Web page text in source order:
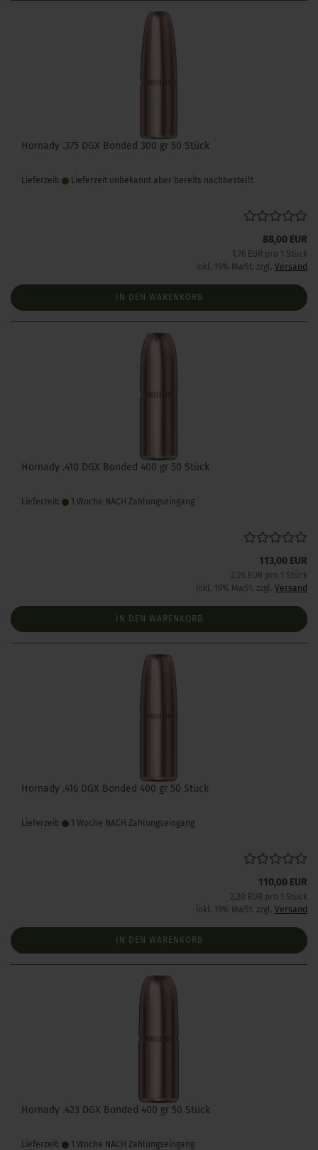
Hornady .375 DGX Bonded 300 gr 50 Stück
Lieferzeit: Lieferzeit unbekannt aber bereits nachbestellt
88,00 EUR
1,76 EUR pro 1 Stück
inkl. 19% MwSt. zzgl. Versand
IN DEN WARENKORB
Hornady .410 DGX Bonded 400 gr 50 Stück
Lieferzeit: 1 Woche NACH Zahlungseingang
113,00 EUR
2,26 EUR pro 1 Stück
inkl. 19% MwSt. zzgl. Versand
IN DEN WARENKORB
Hornady .416 DGX Bonded 400 gr 50 Stück
Lieferzeit: 1 Woche NACH Zahlungseingang
110,00 EUR
2,20 EUR pro 1 Stück
inkl. 19% MwSt. zzgl. Versand
IN DEN WARENKORB
Hornady .423 DGX Bonded 400 gr 50 Stück
Lieferzeit: 1 Woche NACH Zahlungseingang